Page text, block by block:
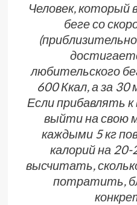
Человек, который
беге со
любительского
600 Ккал, а за
Если прибавлять
выйти на свою
каждыми 5 кг
калорий на
высчитать,
потратить,